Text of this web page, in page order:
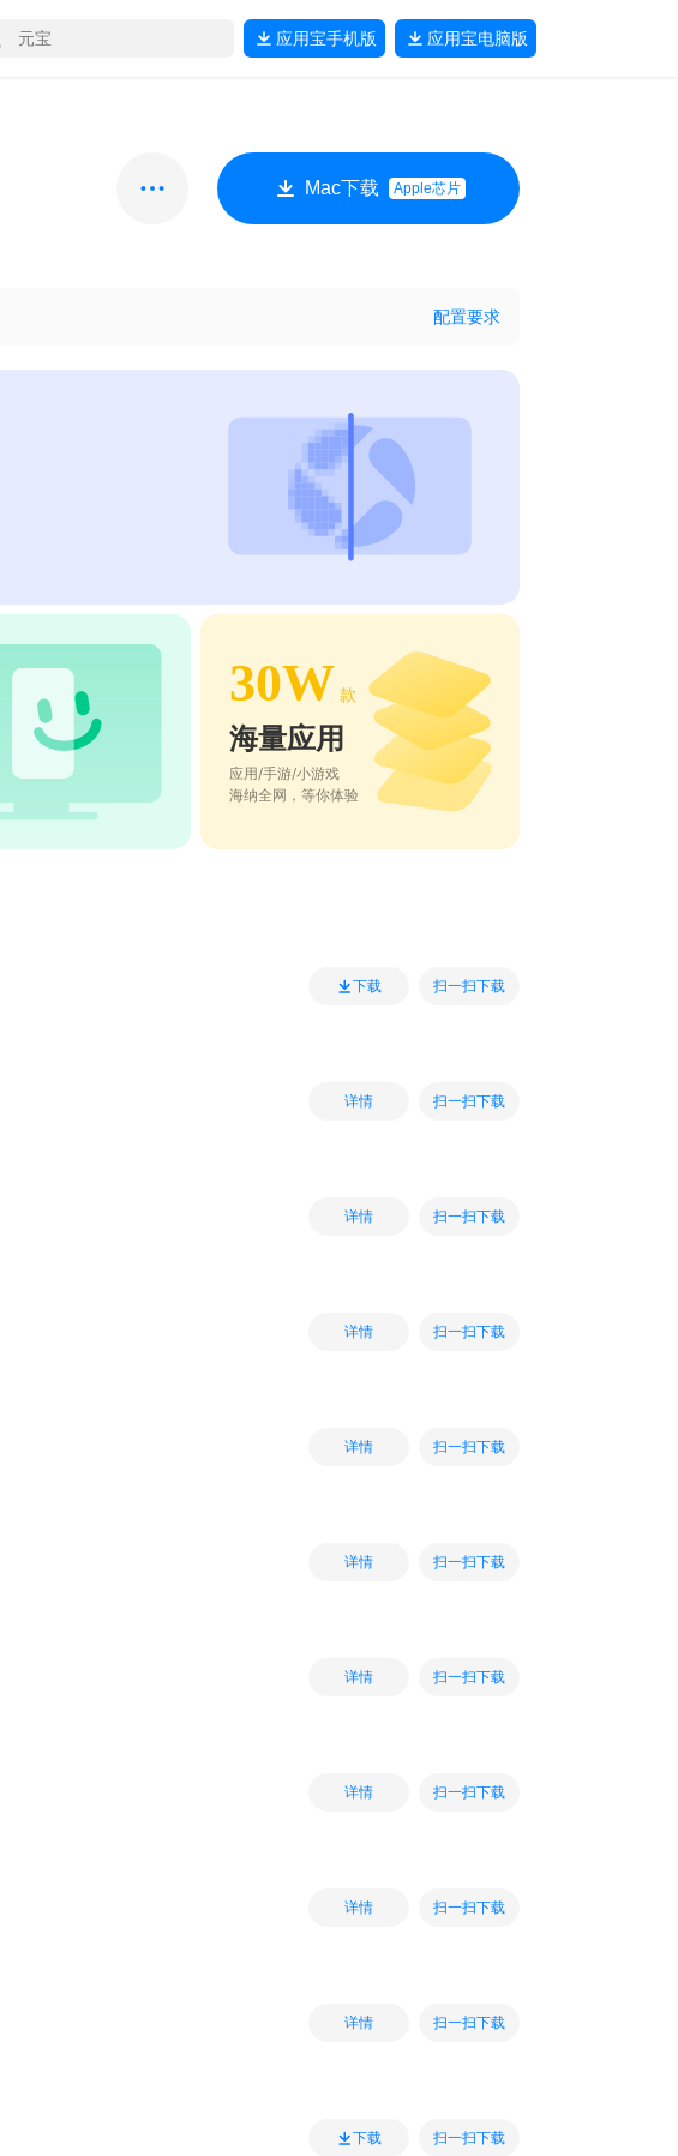
应用宝手机版 应用宝电脑版
Mac下载 Apple芯片
配置要求
30W 款
海量应用
应用/手游/小游戏
海纳全网，等你体验
下载 扫一扫下载
详情 扫一扫下载
详情 扫一扫下载
详情 扫一扫下载
详情 扫一扫下载
详情 扫一扫下载
详情 扫一扫下载
详情 扫一扫下载
详情 扫一扫下载
详情 扫一扫下载
下载 扫一扫下载